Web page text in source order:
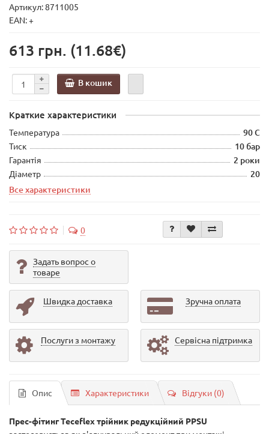
Артикул: 8711005
EAN: +
613 грн. (11.68€)
В кошик
Краткие характеристики
Температура 90 С
Тиск 10 бар
Гарантія 2 роки
Діаметр
20
Все характеристики
0
Задать вопрос о
товаре
Швидка доставка Зручна оплата
Послуги з монтажу Сервісна підтримка
Опис Характеристики Відгуки (0)
Прес-фітинг Teceflex трійник редукційний PPSU